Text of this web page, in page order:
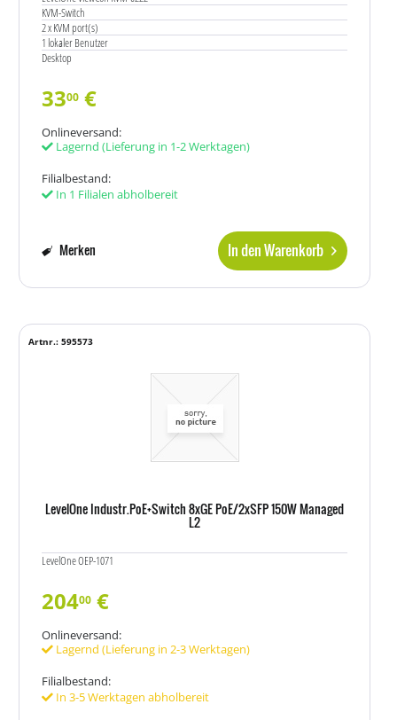
KVM-Switch
2 x KVM port(s)
1 lokaler Benutzer
Desktop
3300 €
Onlineversand:
Lagernd (Lieferung in 1-2 Werktagen)
Filialbestand:
In 1 Filialen abholbereit
In den Warenkorb
Merken
LevelOne Industr.PoE+Switch 8xGE PoE/2xSFP 150W Managed
L2
LevelOne OEP-1071
Artnr.: 595573
20400 €
Onlineversand:
Lagernd (Lieferung in 2-3 Werktagen)
Filialbestand:
In 3-5 Werktagen abholbereit